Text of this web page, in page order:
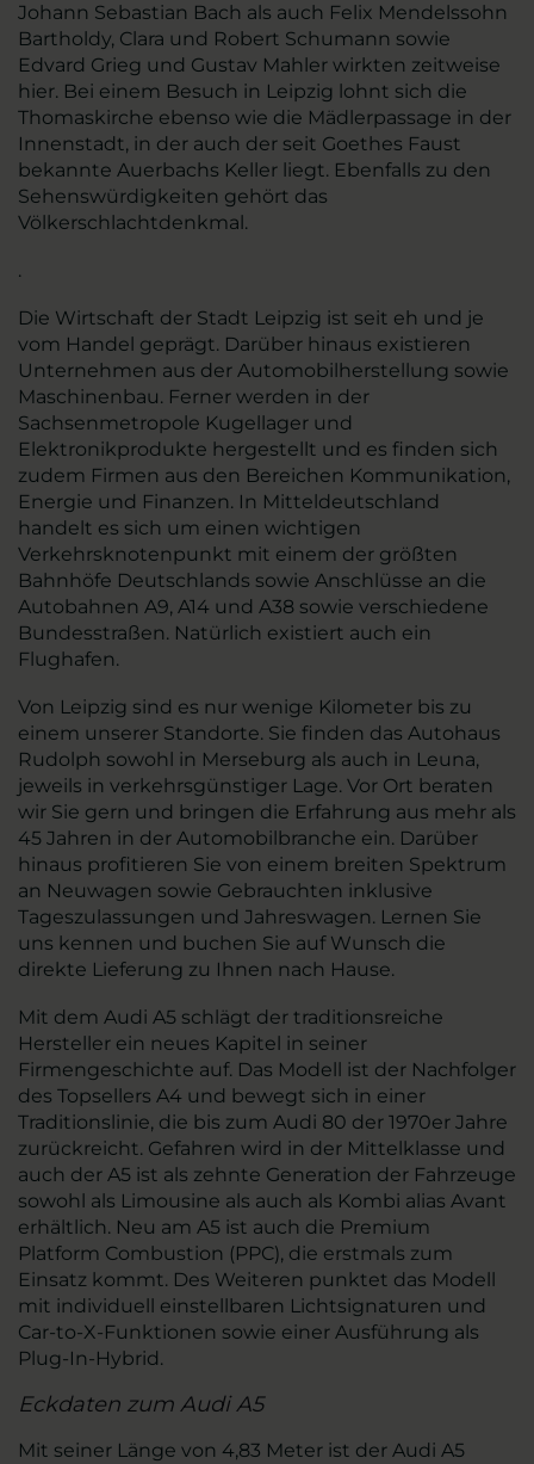
Johann Sebastian Bach als auch Felix Mendelssohn
Bartholdy, Clara und Robert Schumann sowie
Edvard Grieg und Gustav Mahler wirkten zeitweise
hier. Bei einem Besuch in Leipzig lohnt sich die
Thomaskirche ebenso wie die Mädlerpassage in der
Innenstadt, in der auch der seit Goethes Faust
bekannte Auerbachs Keller liegt. Ebenfalls zu den
Sehenswürdigkeiten gehört das
Völkerschlachtdenkmal.
.
Die Wirtschaft der Stadt Leipzig ist seit eh und je
vom Handel geprägt. Darüber hinaus existieren
Unternehmen aus der Automobilherstellung sowie
Maschinenbau. Ferner werden in der
Sachsenmetropole Kugellager und
Elektronikprodukte hergestellt und es finden sich
zudem Firmen aus den Bereichen Kommunikation,
Energie und Finanzen. In Mitteldeutschland
handelt es sich um einen wichtigen
Verkehrsknotenpunkt mit einem der größten
Bahnhöfe Deutschlands sowie Anschlüsse an die
Autobahnen A9, A14 und A38 sowie verschiedene
Bundesstraßen. Natürlich existiert auch ein
Flughafen.
Von Leipzig sind es nur wenige Kilometer bis zu
einem unserer Standorte. Sie finden das Autohaus
Rudolph sowohl in Merseburg als auch in Leuna,
jeweils in verkehrsgünstiger Lage. Vor Ort beraten
wir Sie gern und bringen die Erfahrung aus mehr als
45 Jahren in der Automobilbranche ein. Darüber
hinaus profitieren Sie von einem breiten Spektrum
an Neuwagen sowie Gebrauchten inklusive
Tageszulassungen und Jahreswagen. Lernen Sie
uns kennen und buchen Sie auf Wunsch die
direkte Lieferung zu Ihnen nach Hause.
Mit dem Audi A5 schlägt der traditionsreiche
Hersteller ein neues Kapitel in seiner
Firmengeschichte auf. Das Modell ist der Nachfolger
des Topsellers A4 und bewegt sich in einer
Traditionslinie, die bis zum Audi 80 der 1970er Jahre
zurückreicht. Gefahren wird in der Mittelklasse und
auch der A5 ist als zehnte Generation der Fahrzeuge
sowohl als Limousine als auch als Kombi alias Avant
erhältlich. Neu am A5 ist auch die Premium
Platform Combustion (PPC), die erstmals zum
Einsatz kommt. Des Weiteren punktet das Modell
mit individuell einstellbaren Lichtsignaturen und
Car-to-X-Funktionen sowie einer Ausführung als
Plug-In-Hybrid.
Eckdaten zum Audi A5
Mit seiner Länge von 4,83 Meter ist der Audi A5